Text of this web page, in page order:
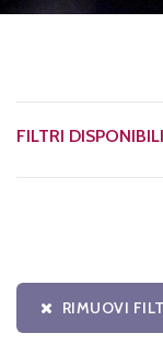
FILTRI DISPONIBILI
RIMUOVI